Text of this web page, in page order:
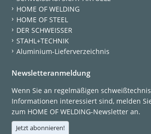
HOME OF WELDING
HOME OF STEEL
DER SCHWEISSER
STAHL+TECHNIK
Aluminium-Lieferverzeichnis
Newsletteranmeldung
Wenn Sie an regelmäßigen
Informationen interessiert sind, melden
zum HOME OF WELDING-Newsletter an.
Jetzt abonnieren!